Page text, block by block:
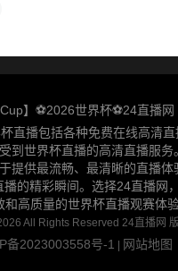
】⚽2026世界杯⚽24直播网
直播包括各种免费在线高清直
到世界杯直播的高清直播服务
提供最流畅、最清晰的直播体
的精彩瞬间。选择24直播网
和高质量的世界杯直播观赛体验
All Rights Reserved 24直播网
备2023003558号-1 | 网站地图